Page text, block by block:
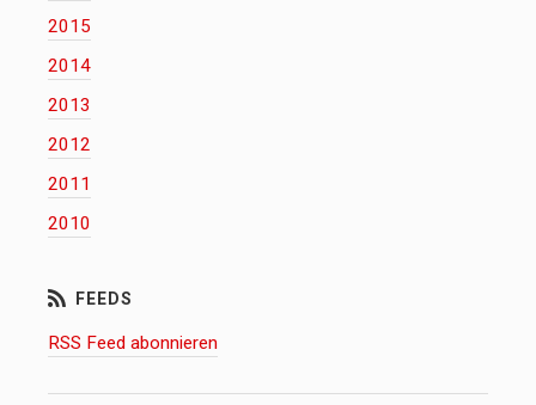
2015
2014
2013
2012
2011
2010
RSS Feed abonnieren